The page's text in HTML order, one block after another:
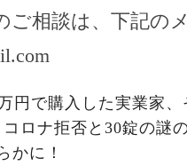
ご相談は、下記の
円で購入した実業家
ロナ拒否と30錠の謎
かに！